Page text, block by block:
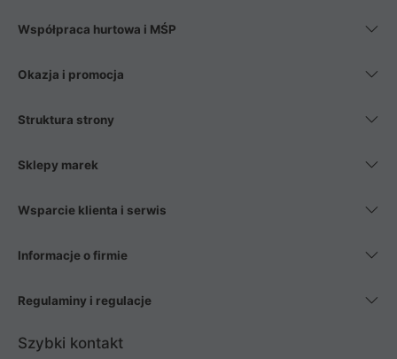
Współpraca hurtowa i MŚP
Okazja i promocja
Struktura strony
Sklepy marek
Wsparcie klienta i serwis
Informacje o firmie
Regulaminy i regulacje
Szybki kontakt